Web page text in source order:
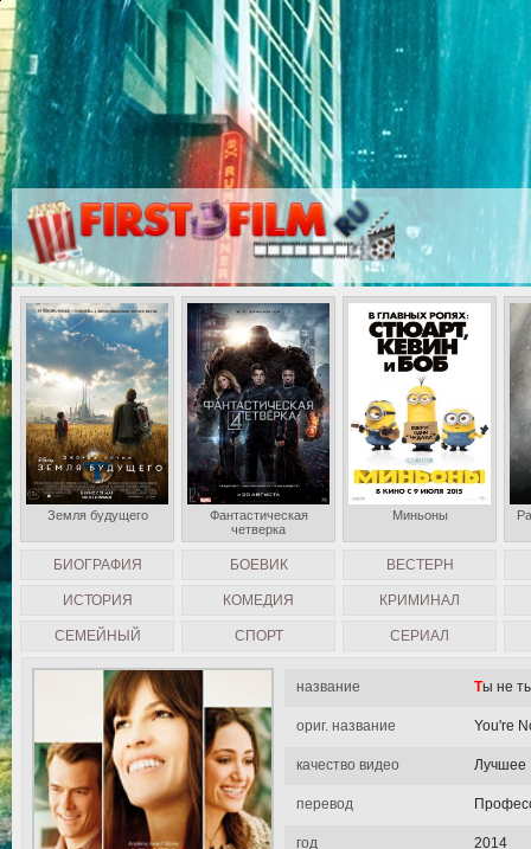
название Ты не
ориг. название You're
качество видео Лучшее
перевод
год 2014
БИОГРАФИЯ БОЕВИК ВЕСТЕРН
ИСТОРИЯ КОМЕДИЯ КРИМИНАЛ
СЕМЕЙНЫЙ СПОРТ СЕРИАЛ
Земля будущего
Фантастическая
четверка
Миньоны